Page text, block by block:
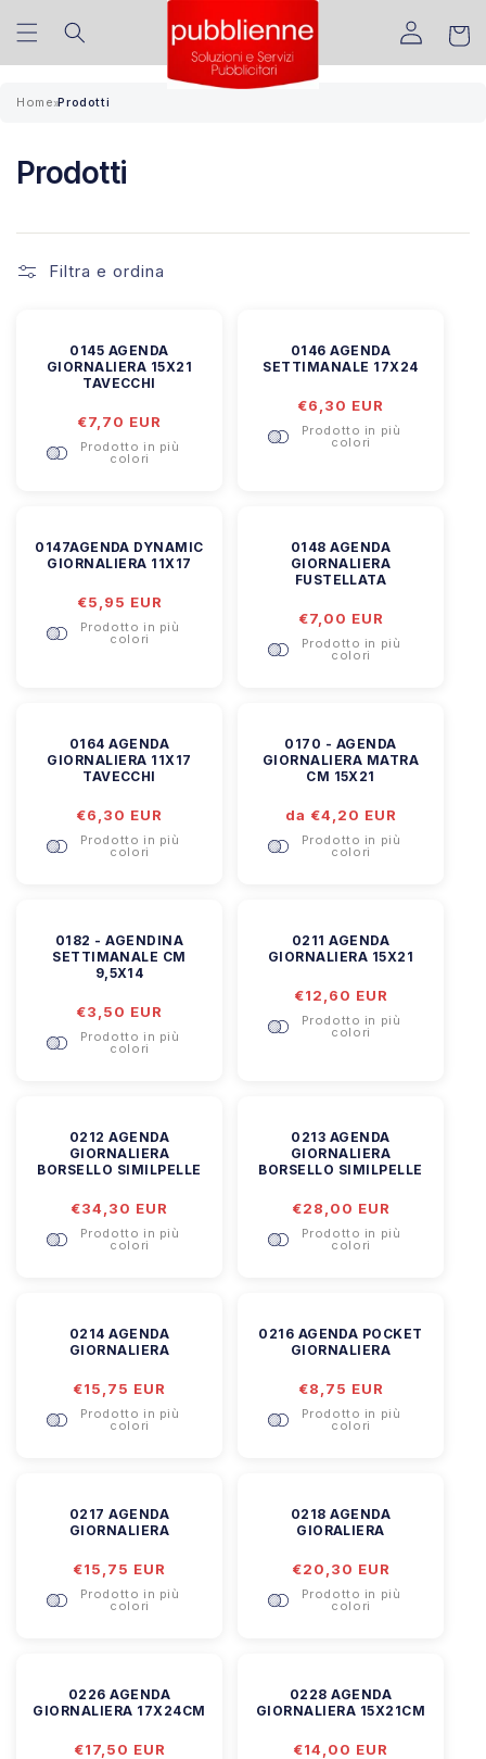
direttamente
ai contenuti
Translation missing:
Home»Prodotti
Prodotti
Filtra e ordina
0145 AGENDA
GIORNALIERA 15X21
TAVECCHI
Prezzo
listino
€7,70 EUR
Prodotto in più
colori
0146 AGENDA
SETTIMANALE 17X24
Prezzo
listino
€6,30 EUR
Prodotto in più
colori
0147AGENDA DYNAMIC
GIORNALIERA 11X17
Prezzo
listino
€5,95 EUR
Prodotto in più
colori
0148 AGENDA
GIORNALIERA
FUSTELLATA
Prezzo
listino
€7,00 EUR
Prodotto in più
colori
0164 AGENDA
GIORNALIERA 11X17
TAVECCHI
Prezzo
listino
€6,30 EUR
Prodotto in più
colori
0170 - AGENDA
GIORNALIERA MATRA
CM 15X21
Prezzo
listino
da €4,20 EUR
Prodotto in più
colori
0182 - AGENDINA
SETTIMANALE CM
9,5X14
Prezzo
listino
€3,50 EUR
Prodotto in più
colori
0211 AGENDA
GIORNALIERA 15X21
Prezzo
listino
€12,60 EUR
Prodotto in più
colori
0212 AGENDA
GIORNALIERA
BORSELLO SIMILPELLE
Prezzo
listino
€34,30 EUR
Prodotto in più
colori
0213 AGENDA
GIORNALIERA
BORSELLO SIMILPELLE
Prezzo
listino
€28,00 EUR
Prodotto in più
colori
0214 AGENDA
GIORNALIERA
Prezzo
listino
€15,75 EUR
Prodotto in più
colori
0216 AGENDA POCKET
GIORNALIERA
Prezzo
listino
€8,75 EUR
Prodotto in più
colori
0217 AGENDA
GIORNALIERA
Prezzo
listino
€15,75 EUR
Prodotto in più
colori
0218 AGENDA
GIORALIERA
Prezzo
listino
€20,30 EUR
Prodotto in più
colori
0226 AGENDA
GIORNALIERA 17X24CM
Prezzo
€17,50 EUR
0228 AGENDA
GIORNALIERA 15X21CM
Prezzo
€14,00 EUR